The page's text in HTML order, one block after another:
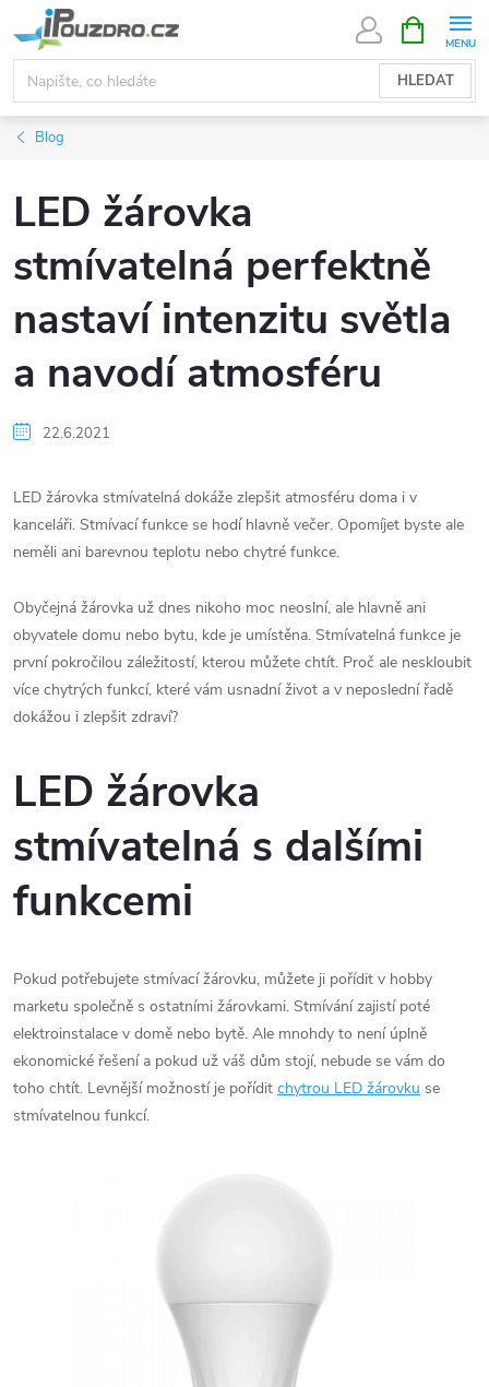
na
obsah
HLEDAT
NÁKUPNÍ
KOŠÍK
Blog
LED žárovka
stmívatelná perfektně
nastaví intenzitu světla
a navodí atmosféru
22.6.2021
LED žárovka stmívatelná dokáže zlepšit atmosféru doma i v
kanceláři. Stmívací funkce se hodí hlavně večer. Opomíjet byste ale
neměli ani barevnou teplotu nebo chytré funkce.
Obyčejná žárovka už dnes nikoho moc neoslní, ale hlavně ani
obyvatele domu nebo bytu, kde je umístěna. Stmívatelná funkce je
první pokročilou záležitostí, kterou můžete chtít. Proč ale neskloubit
více chytrých funkcí, které vám usnadní život a v neposlední řadě
dokážou i zlepšit zdraví?
LED žárovka
stmívatelná s dalšími
funkcemi
Pokud potřebujete stmívací žárovku, můžete ji pořídit v hobby
marketu společně s ostatními žárovkami. Stmívání zajistí poté
elektroinstalace v domě nebo bytě. Ale mnohdy to není úplně
ekonomické řešení a pokud už váš dům stojí, nebude se vám do
toho chtít. Levnější možností je pořídit chytrou LED žárovku se
stmívatelnou funkcí.